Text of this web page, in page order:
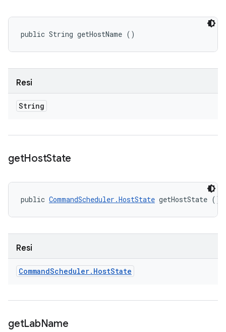
public String getHostName ()
Resi
String
getHostState
public CommandScheduler.HostState getHostState ()
Resi
CommandScheduler. HostState
getLabName